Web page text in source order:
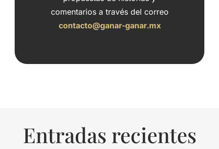
comentarios a través del correo
contacto@ganar-ganar.mx
Entradas recientes